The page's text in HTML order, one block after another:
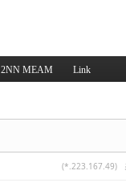
2NN MEAM Link
(*.223.167.49)